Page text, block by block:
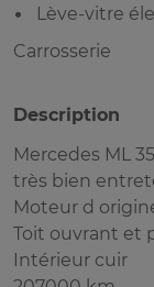
Lève-vitre
Carrosserie
Description
Mercedes ML
très bien
Moteur d
Toit ouvrant et
Intérieur cuir